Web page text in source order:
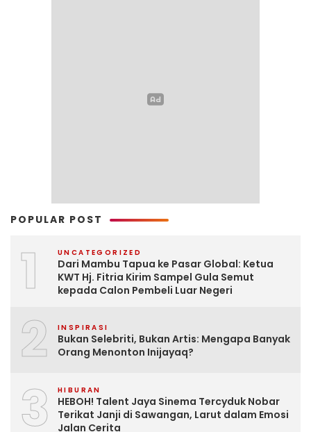
POPULAR POST
1 UNCATEGORIZED
Dari Mambu Tapua ke Pasar Global: Ketua
KWT Hj. Fitria Kirim Sampel Gula Semut
kepada Calon Pembeli Luar Negeri
2 INSPIRASI
Bukan Selebriti, Bukan Artis: Mengapa Banyak
Orang Menonton Inijayaq?
3 HIBURAN
HEBOH! Talent Jaya Sinema Tercyduk Nobar
Terikat Janji di Sawangan, Larut dalam Emosi
Jalan Cerita